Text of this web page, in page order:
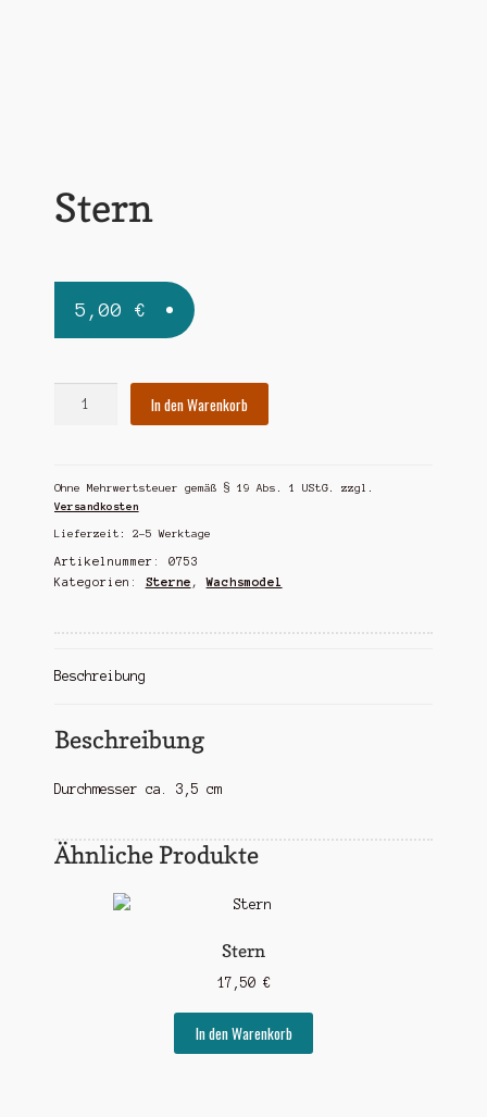
Stern
5,00 €
In den Warenkorb
Ohne Mehrwertsteuer gemäß § 19 Abs. 1 UStG.
zzgl.
Versandkosten
Lieferzeit: 2-5 Werktage
Artikelnummer: 0753
Kategorien: Sterne ,Wachsmodel
Beschreibung
Beschreibung
Durchmesser ca. 3,5 cm
Ähnliche Produkte
Stern
17,50 €
In den Warenkorb